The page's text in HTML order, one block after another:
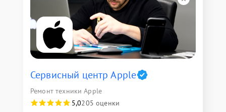
Сервисный центр Apple
Ремонт техники Apple
5,0205 оценки